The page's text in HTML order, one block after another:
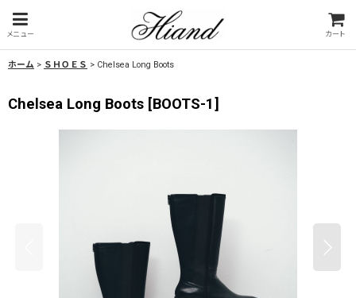
メニュー カート
ホーム > ＳＨＯＥＳ > Chelsea Long Boots
Chelsea Long Boots [BOOTS-1]